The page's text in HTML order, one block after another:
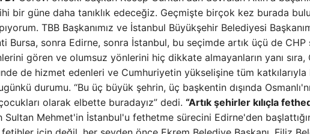
bir güne daha tanıklık edeceğiz. Geçmişte birçok kez burada
TBB Başkanımız ve İstanbul Büyükşehir Belediyesi
Bursa, sonra Edirne, sonra İstanbul, bu seçimde artık üçü de CHP
gören ve olumsuz yönlerini hiç dikkate almayanların yanı sıra,
de hizmet edenleri ve Cumhuriyetin yükselişine tüm katkılarıyla
durumu. “Bu üç büyük şehrin, üç başkentin dışında
olarak elbette buradayız” dedi. “Artık şehirler kılıçla
Sultan Mehmet'in İstanbul'u fethetme sürecini Edirne'den